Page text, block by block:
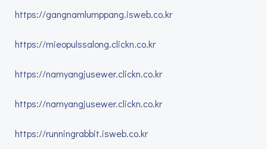
https://gangnamlumppang.isweb.co.kr
https://mieopulssalong.clickn.co.kr
https://namyangjusewer.clickn.co.kr
https://namyangjusewer.clickn.co.kr
https://runningrabbit.isweb.co.kr